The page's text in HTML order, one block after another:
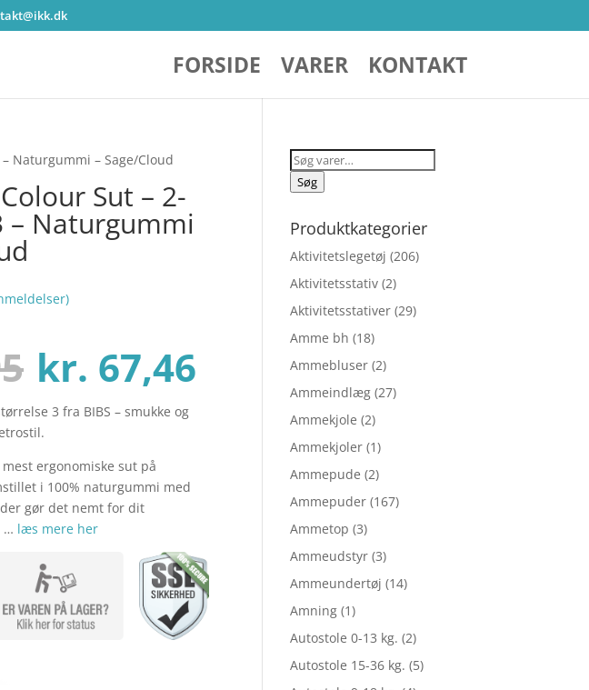
FORSIDE VARER KONTAKT
Naturgummi – Sage/Cloud
Sut – 2-
– Naturgummi
Den
oprindelige
pris
var:
kr. 89,95.
kr. 67,46
aktuelle
er:
kr. 67,46.
3 fra BIBS – smukke og
ergonomiske sut på
i 100% naturgummi med
gør det nemt for dit
… læs mere her
Søg
efter:
Søg
Produktkategorier
Aktivitetslegetøj (206)
Aktivitetsstativ (2)
Aktivitetsstativer (29)
Amme bh (18)
Ammebluser (2)
Ammeindlæg (27)
Ammekjole (2)
Ammekjoler (1)
Ammepude (2)
Ammepuder (167)
Ammetop (3)
Ammeudstyr (3)
Ammeundertøj (14)
Amning (1)
Autostole 0-13 kg. (2)
Autostole 15-36 kg. (5)